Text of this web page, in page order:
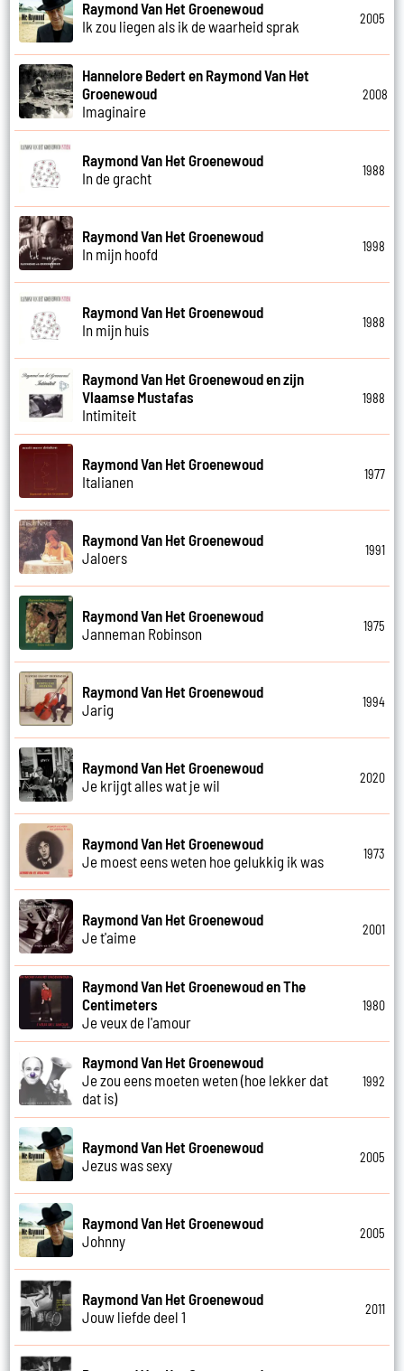
Raymond Van Het Groenewoud
Ik zou liegen als ik de waarheid sprak
2005
Hannelore Bedert en Raymond Van Het
Groenewoud
Imaginaire
2008
Raymond Van Het Groenewoud
In de gracht
1988
Raymond Van Het Groenewoud
In mijn hoofd
1998
Raymond Van Het Groenewoud
In mijn huis
1988
Raymond Van Het Groenewoud en zijn
Vlaamse Mustafas
Intimiteit
1988
Raymond Van Het Groenewoud
Italianen
1977
Raymond Van Het Groenewoud
Jaloers
1991
Raymond Van Het Groenewoud
Janneman Robinson
1975
Raymond Van Het Groenewoud
Jarig
1994
Raymond Van Het Groenewoud
Je krijgt alles wat je wil
2020
Raymond Van Het Groenewoud
Je moest eens weten hoe gelukkig ik was
1973
Raymond Van Het Groenewoud
Je t'aime
2001
Raymond Van Het Groenewoud en The
Centimeters
Je veux de l'amour
1980
Raymond Van Het Groenewoud
Je zou eens moeten weten (hoe lekker dat
dat is)
1992
Raymond Van Het Groenewoud
Jezus was sexy
2005
Raymond Van Het Groenewoud
Johnny
2005
Raymond Van Het Groenewoud
Jouw liefde deel 1
2011